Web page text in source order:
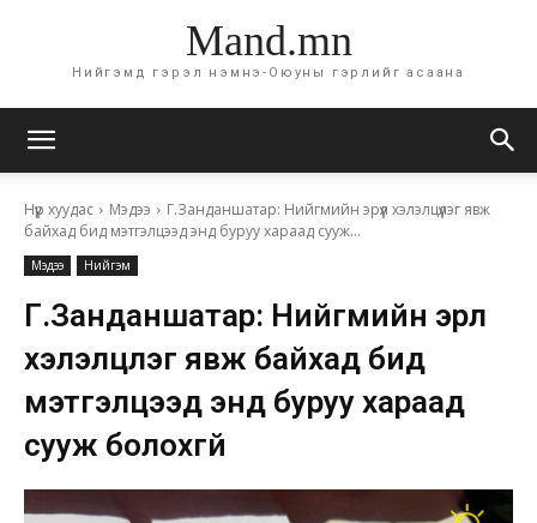
Mand.mn
Нийгэмд гэрэл нэмнэ-Оюуны гэрлийг асаана
Нүүр хуудас Мэдээ
Г.Занданшатар: Нийгмийн эрүүл хэлэлцүүлэг явж
байхад бид мэтгэлцээд энд буруу хараад сууж...
Мэдээ Нийгэм
Г.Занданшатар: Нийгмийн эрүүл
хэлэлцүүлэг явж байхад бид
мэтгэлцээд энд буруу хараад
сууж болохгүй